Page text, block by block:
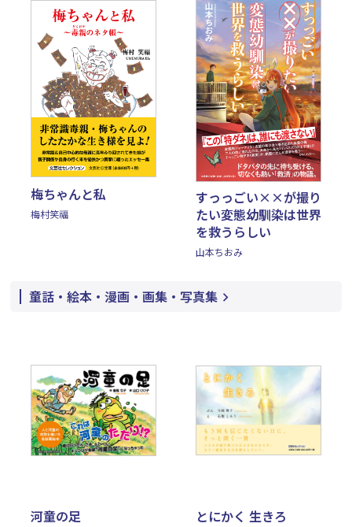
梅ちゃんと私
梅村笑福
すっっごい××が撮り
たい変態幼馴染は世界
を救うらしい
山本ちおみ
童話・絵本・漫画・画集・写真集
河童の足 とにかく 生きろ